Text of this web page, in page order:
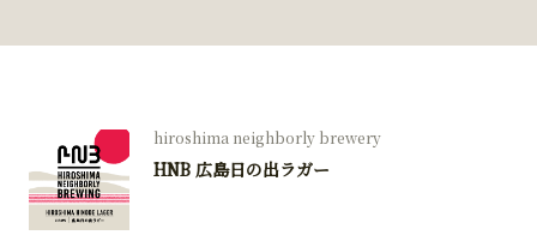
hiroshima neighborly brewery
HNB 広島日の出ラガー